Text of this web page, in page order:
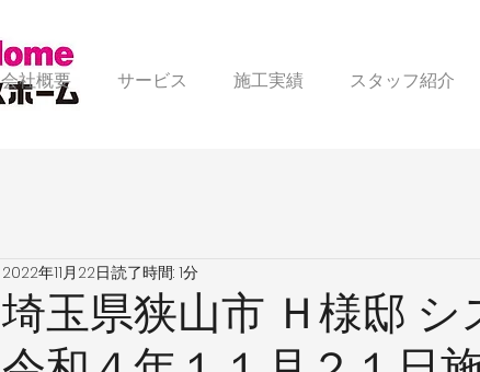
会社概要 サービス 施工実績 スタッフ紹介
埼玉県狭山市 Ｈ様邸
2022年11月22日読了時間: 1分